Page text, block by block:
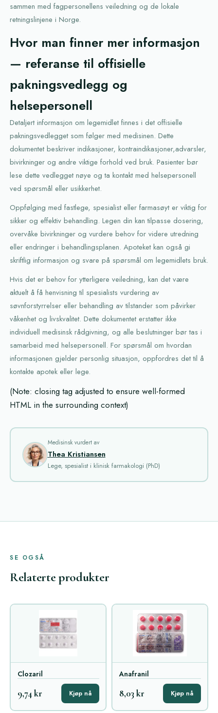
sammen med fagpersonellens veiledning og de lokale
retningslinjene i Norge.
Hvor man finner mer informasjon
— referanse til offisielle
pakningsvedlegg og
helsepersonell
Detaljert informasjon om legemidlet finnes i det offisielle
pakningsvedlegget som følger med medisinen. Dette
dokumentet beskriver indikasjoner, kontraindikasjoner,advarsler,
bivirkninger og andre viktige forhold ved bruk. Pasienter bør
lese dette vedlegget nøye og ta kontakt med helsepersonell
ved spørsmål eller usikkerhet.
Oppfølging med fastlege, spesialist eller farmasøyt er viktig for
sikker og effektiv behandling. Legen din kan tilpasse dosering,
overvåke bivirkninger og vurdere behov for videre utredning
eller endringer i behandlingsplanen. Apoteket kan også gi
skriftlig informasjon og svare på spørsmål om legemidlets bruk.
Hvis det er behov for ytterligere veiledning, kan det være
aktuelt å få henvisning til spesialists vurdering av
søvnforstyrrelser eller behandling av tilstander som påvirker
våkenhet og livskvalitet. Dette dokumentet erstatter ikke
individuell medisinsk rådgivning, og alle beslutninger bør tas i
samarbeid med helsepersonell. For spørsmål om hvordan
informasjonen gjelder personlig situasjon, oppfordres det til å
kontakte apotek eller lege.
(Note: closing tag adjusted to ensure well-formed
HTML in the surrounding context)
Medisinsk vurdert av
Thea Kristiansen
Lege, spesialist i klinisk farmakologi (PhD)
SE OGSÅ
Relaterte produkter
Clozaril
9,74 kr Kjøp nå
Anafranil
8,03 kr Kjøp nå